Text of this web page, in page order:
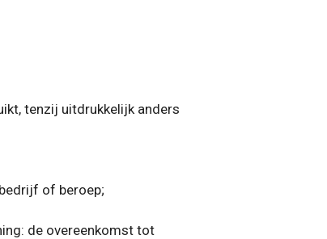
tenzij uitdrukkelijk anders
of beroep;
de overeenkomst tot